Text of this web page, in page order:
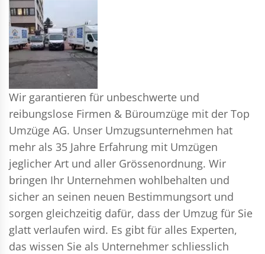
Wir garantieren für unbeschwerte und
reibungslose Firmen & Büroumzüge mit der Top
Umzüge AG. Unser Umzugsunternehmen hat
mehr als 35 Jahre Erfahrung mit Umzügen
jeglicher Art und aller Grössenordnung. Wir
bringen Ihr Unternehmen wohlbehalten und
sicher an seinen neuen Bestimmungsort und
sorgen gleichzeitig dafür, dass der Umzug für Sie
glatt verlaufen wird. Es gibt für alles Experten,
das wissen Sie als Unternehmer schliesslich